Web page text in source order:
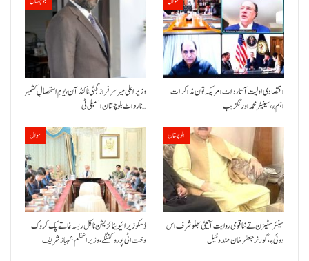
وزیراعلیٰ میر سرفراز بگٹی نا کنڈ آن،یومِ استحصالِ کشمیر
نا رد اٹ بلوچستان اسمبلی ٹی…
اقتصادی اولیت آتا رد اٹ امریکہ تون مذاکرات
اہم ءِ،سینیٹر محمد اورنگزیب
حوال
ڈسکوز پرائیویٹائزیشن نا کل ریسہ غاتے پک کروک
وخت اٹی پورو کننگے ،وزیراعظم شہباز شریف
بلوچستان
سینئر سٹیزن تے ننا قومی روایت آتیٹی بھلو شرف اس
دوئی ءِ،گورنر جعفرخان مندوخیل